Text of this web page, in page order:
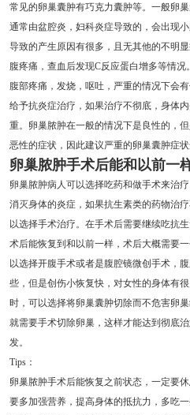
常见的卵巢囊肿有巧克力囊肿等。一般卵
通常由盆腔炎，妇科炎症导致的，会出现
导致的产生原因有很多，且无其他的不明
腹疼痛，查血后发现C反应蛋白增多等情
腹部疼痛，发烧，呕吐，严重的情况下会
给予抗炎症治疗，如果治疗不彻底，身体
重。卵巢脓肿在一般的情况下是良性的，
恶性的症状，因此建议严重的卵巢囊肿症状
卵巢脓肿手术后能和以前一
卵巢脓肿病人可以选择吃药和做手术来治
消灭身体的炎症，如果抗生素类的药物治
以选择手术治疗。在手术后需要继续吃抗
术后能恢复到和以前一样，术后大概需要
以选择开腹手术或者是腹腔镜微创手术，
些，但是创伤小恢复快，对女性的身体有
时，可以选择将卵巢囊肿切除而不危害卵
就需要手术切除卵巢，这样才能达到彻底
发。
Tips：
卵巢脓肿手术后能恢复之前状态，一定要
要多加强营养，提高身体的抵抗力，多吃